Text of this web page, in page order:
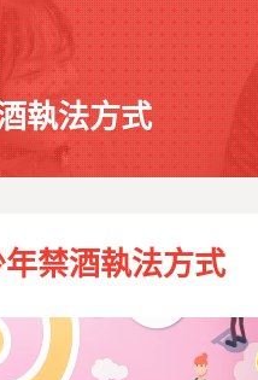
執法方式
年禁酒執法方式